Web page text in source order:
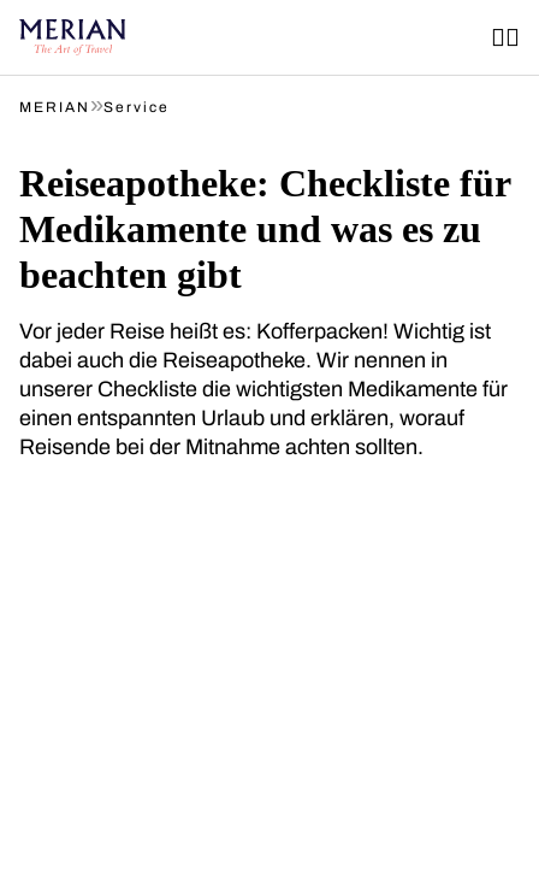
MERIAN »Service
Reiseapotheke: Checkliste für
Medikamente und was es zu
beachten gibt
Vor jeder Reise heißt es: Kofferpacken! Wichtig ist
dabei auch die Reiseapotheke. Wir nennen in
unserer Checkliste die wichtigsten Medikamente für
einen entspannten Urlaub und erklären, worauf
Reisende bei der Mitnahme achten sollten.